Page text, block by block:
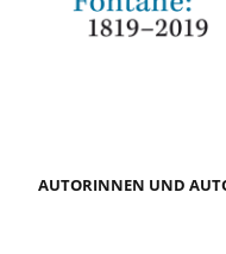
AUTORINNEN UND